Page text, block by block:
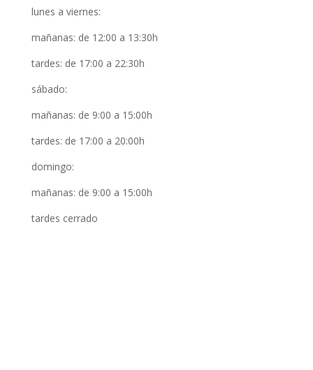
lunes a viernes:
mañanas: de 12:00 a 13:30h
tardes: de 17:00 a 22:30h
sábado:
mañanas: de 9:00 a 15:00h
tardes: de 17:00 a 20:00h
domingo:
mañanas: de 9:00 a 15:00h
tardes cerrado